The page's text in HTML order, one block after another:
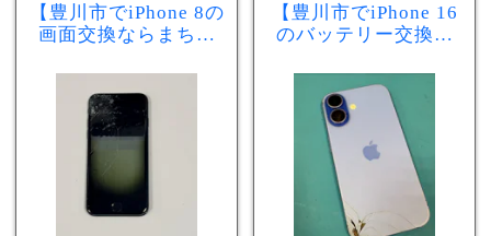
【豊川市でiPhone 8の
画面交換ならまちス
れ・液晶不良も当日
60分で修理可能！
【豊川市でiPhone 16
のバッテリー交換な
少し膨張したバッテ
リーも当日90分で安
心修理！